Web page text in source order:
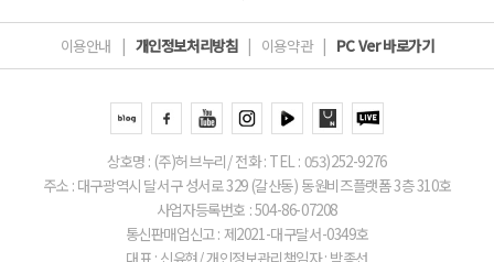
이용안내 | 개인정보처리방침 | 이용약관 | PC Ver 바로가기
상호명 : (주)허브누리/ 전화 : TEL : 053)252-9276
주소 : 대구광역시 달서구 성서로 329 (갈산동) 동원비즈플랫폼 3층 310호
사업자등록번호 : 504-86-07208
통신판매업신고 : 제2021-대구달서-0349호